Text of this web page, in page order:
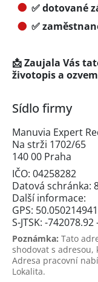
✅ dotované
✅
📩 Zaujala Vás
životopis a
Sídlo firmy
Manuvia Expert
Na strži 1702/65
140 00 Praha
IČO: 04258282
Datová schránka:
Další informace:
GPS:
S-JTSK: -
Poznámka: Tato
shodovat s adresou,
Adresa pracovní
Lokalita.